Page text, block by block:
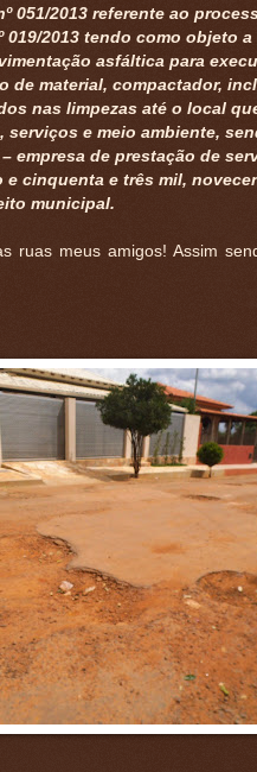
051/2013 referente ao
019/2013 tendo como objeto
asfáltica para
de material, compactador,
nas limpezas até o local
serviços e meio ambiente,
empresa de prestação de
e cinquenta e três mil,
municipal.
ruas meus amigos! Assim